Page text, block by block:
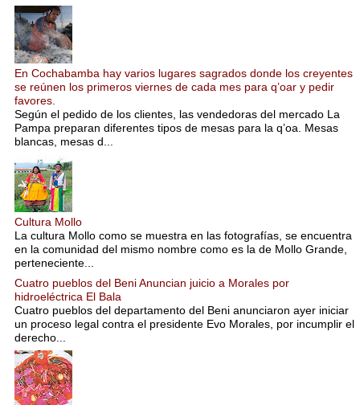
En Cochabamba hay varios lugares sagrados donde los creyentes
se reúnen los primeros viernes de cada mes para q’oar y pedir
favores.
Según el pedido de los clientes, las vendedoras del mercado La
Pampa preparan diferentes tipos de mesas para la q’oa. Mesas
blancas, mesas d...
Cultura Mollo
La cultura Mollo como se muestra en las fotografías, se encuentra
en la comunidad del mismo nombre como es la de Mollo Grande,
perteneciente...
Cuatro pueblos del Beni Anuncian juicio a Morales por
hidroeléctrica El Bala
Cuatro pueblos del departamento del Beni anunciaron ayer iniciar
un proceso legal contra el presidente Evo Morales, por incumplir el
derecho...